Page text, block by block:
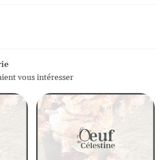
vous intéresser